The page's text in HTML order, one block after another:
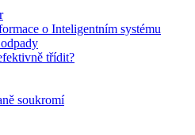
o Inteligentním systému
třídit?
soukromí